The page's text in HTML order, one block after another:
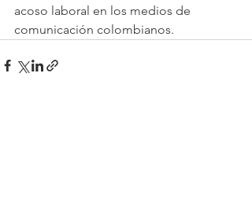
acoso laboral en los medios de
comunicación colombianos.